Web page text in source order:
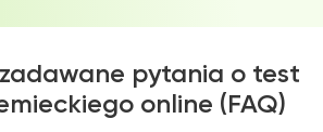
pytania o test
online (FAQ)